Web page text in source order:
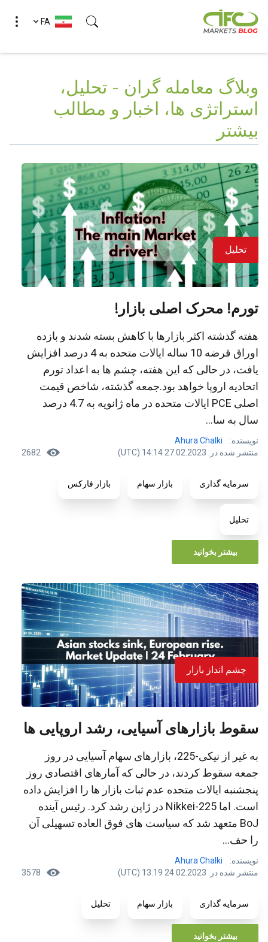
FA
وبلاگ معامله گران - تحلیل،
استراتژی ها، اخبار و مطالب
بیشتر
تحلیل
تورم! محرک اصلی بازار!
هفته گذشته اکثر بازارها با کاهش بسته شدند و بازده
اوراق قرضه 10 ساله ایالات متحده به 4 درصد افزایش
یافت، در حالی که این هفته، چشم ها به اعداد تورم
اتحادیه اروپا خواهد بود.جمعه گذشته، شاخص قیمت
اصلی PCE ایالات متحده در ماه ژانویه به 4.7 درصد
سال به سا...
نویسنده:
Ahura Chalki
منتشر شده در: 27.02.2023 14:14 (UTC)
2682
سرمایه گذاری بازار سهام بازار فارکس
تحلیل
بیشتر بخوانید
چشم انداز بازار
سقوط بازارهای آسیایی، رشد اروپایی ها
به غیر از نیکی-225، بازارهای سهام آسیایی در روز
جمعه سقوط کردند، در حالی که آمارهای اقتصادی روز
پنجشنبه ایالات متحده عدم ثبات بازار ها را افزایش داده
است. اما Nikkei-225 در ژاپن رشد کرد. رئیس آینده
BoJ متعهد شد که سیاست های فوق العاده تسهیلی آن
را حف...
نویسنده:
Ahura Chalki
منتشر شده در: 24.02.2023 13:19 (UTC)
3578
سرمایه گذاری بازار سهام تحلیل
بیشتر بخوانید